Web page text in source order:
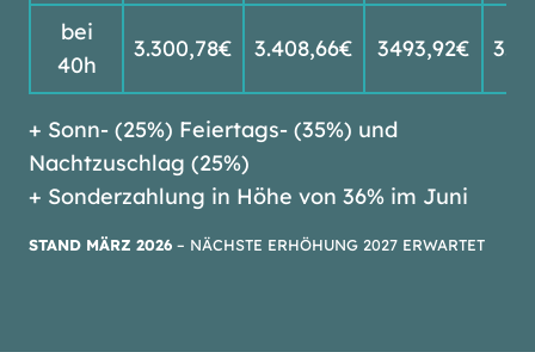
bei
40h
3.300,78€ 3.408,66€ 3493,92€
+ Sonn- (25%) Feiertags- (35%) und
Nachtzuschlag (25%)
+ Sonderzahlung in Höhe von 36% im Juni
STAND MÄRZ 2026 – NÄCHSTE ERHÖHUNG 2027 ERWARTET